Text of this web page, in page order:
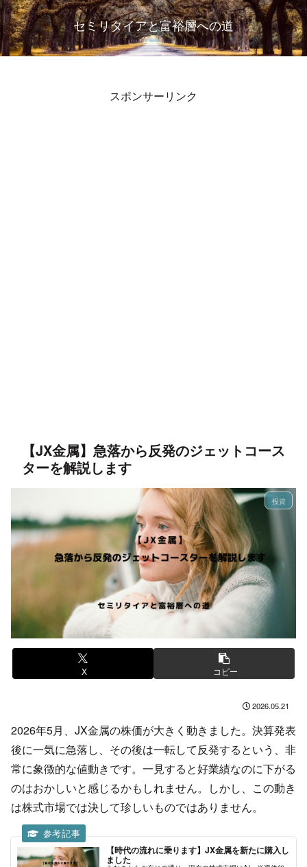
セミリタイアと富裕層への道
スポンサーリンク
【JX金属】急落から反発のジェットコース
ターを解説します
投資
X コピー
2026.05.21
2026年5月、JX金属の株価が大きく動きました。決算発表
後に一気に急落し、 その後は一転して反発するという、非
常に象徴的な値動きです。 一見すると好業績なのに下がる
のはおかしいと感じるかもしれません。しかし、 この動き
は株式市場では決して珍しいものではありません。
【時代の流れに乗ります】JX金属を新たに購入し
ました